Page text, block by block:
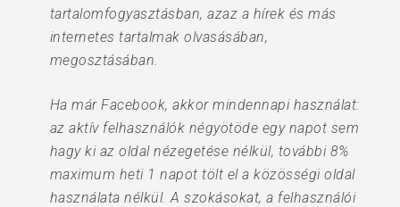
tartalomfogyasztásban, azaz a hírek és más
internetes tartalmak olvasásában,
megosztásában.
Ha már Facebook, akkor mindennapi használat:
az aktív felhasználók négyötöde egy napot sem
hagy ki az oldal nézegetése nélkül, további 8%
maximum heti 1 napot tölt el a közösségi oldal
használata nélkül. A szokásokat, a felhasználói